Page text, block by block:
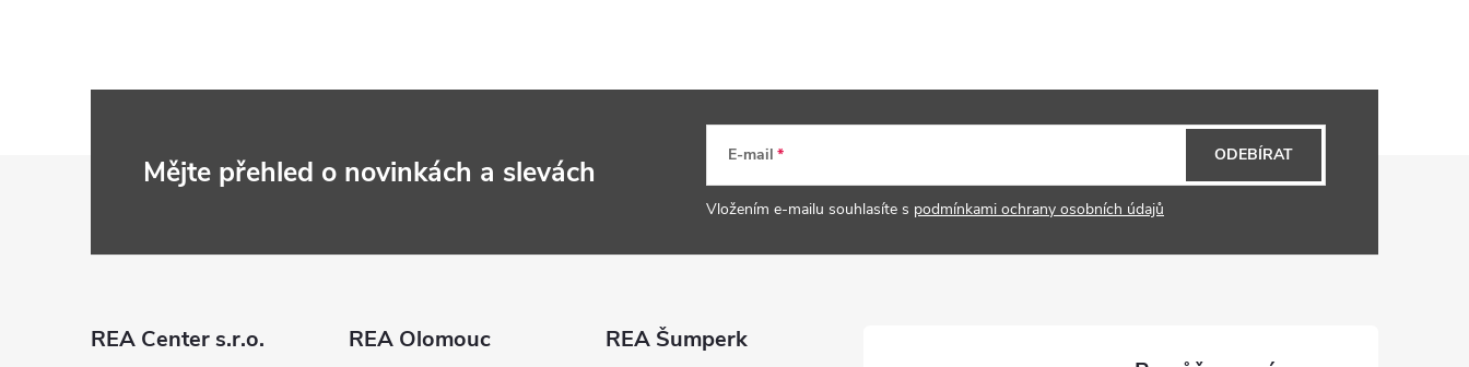
Mějte přehled o novinkách a slevách E-mail
Vložením e-mailu souhlasíte s podmínkami ochrany osobních údajů
ODEBÍRAT
REA Center s.r.o. REA Olomouc REA Šumperk